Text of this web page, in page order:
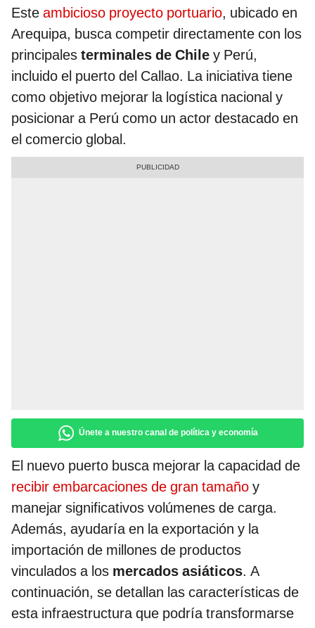
Este ambicioso proyecto portuario, ubicado en
Arequipa, busca competir directamente con los
principales terminales de Chile y Perú,
incluido el puerto del Callao. La iniciativa tiene
como objetivo mejorar la logística nacional y
posicionar a Perú como un actor destacado en
el comercio global.
Únete a nuestro canal de política y economía
El nuevo puerto busca mejorar la capacidad de
recibir embarcaciones de gran tamaño y
manejar significativos volúmenes de carga.
Además, ayudaría en la exportación y la
importación de millones de productos
vinculados a los mercados asiáticos. A
continuación, se detallan las características de
esta infraestructura que podría transformarse